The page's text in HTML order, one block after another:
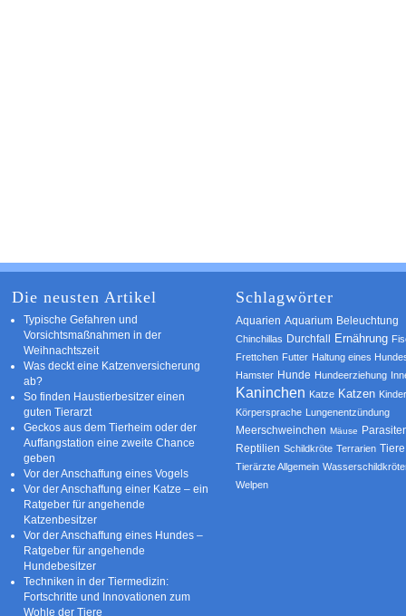
Die neusten Artikel
Typische Gefahren und
Vorsichtsmaßnahmen in der
Weihnachtszeit
Was deckt eine Katzenversicherung
ab?
So finden Haustierbesitzer einen
guten Tierarzt
Geckos aus dem Tierheim oder der
Auffangstation eine zweite Chance
geben
Vor der Anschaffung eines Vogels
Vor der Anschaffung einer Katze – ein
Ratgeber für angehende
Katzenbesitzer
Vor der Anschaffung eines Hundes –
Ratgeber für angehende
Hundebesitzer
Techniken in der Tiermedizin:
Fortschritte und Innovationen zum
Wohle der Tiere
Schlagwörter
Aquarien Aquarium Beleuchtung
Chinchillas Durchfall Ernährung
Frettchen Futter Haltung eines
Hamster Hunde Hundeerziehung
Kaninchen Katze Katzen
Körpersprache Lungenentzündung
Meerschweinchen Mäuse
Reptilien Schildkröte Terrarien Tiere
Tierärzte Allgemein
Welpen